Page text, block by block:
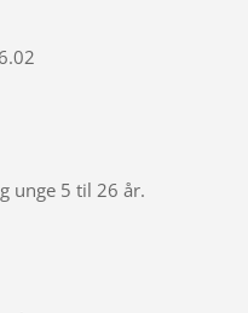
kl. 18:00
unge 5 til 26 år.